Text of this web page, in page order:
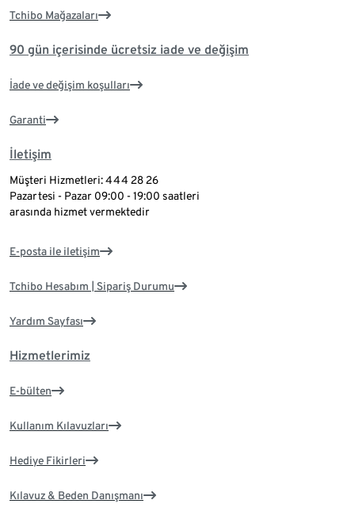
Tchibo Mağazaları
90 gün içerisinde ücretsiz iade ve değişim
İade ve değişim koşulları
Garanti
İletişim
Müşteri Hizmetleri: 444 28 26
Pazartesi - Pazar 09:00 - 19:00 saatleri
arasında hizmet vermektedir
E-posta ile iletişim
Tchibo Hesabım | Sipariş Durumu
Yardım Sayfası
Hizmetlerimiz
E-bülten
Kullanım Kılavuzları
Hediye Fikirleri
Kılavuz & Beden Danışmanı